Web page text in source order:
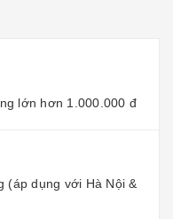
lớn hơn 1.000.000 đ
(áp dụng với Hà Nội &